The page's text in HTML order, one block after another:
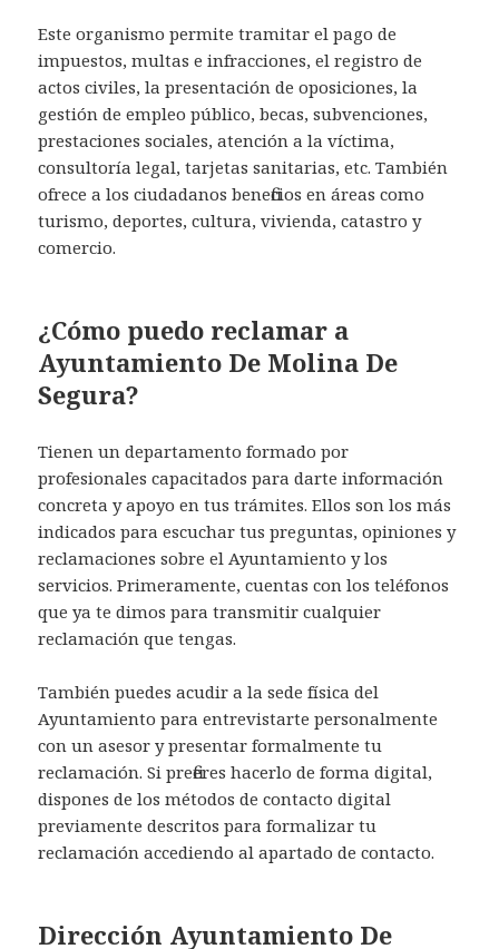
Este organismo permite tramitar el pago de
impuestos, multas e infracciones, el registro de
actos civiles, la presentación de oposiciones, la
gestión de empleo público, becas, subvenciones,
prestaciones sociales, atención a la víctima,
consultoría legal, tarjetas sanitarias, etc. También
ofrece a los ciudadanos beneficios en áreas como
turismo, deportes, cultura, vivienda, catastro y
comercio.
¿Cómo puedo reclamar a
Ayuntamiento De Molina De
Segura?
Tienen un departamento formado por
profesionales capacitados para darte información
concreta y apoyo en tus trámites. Ellos son los más
indicados para escuchar tus preguntas, opiniones y
reclamaciones sobre el Ayuntamiento y los
servicios. Primeramente, cuentas con los teléfonos
que ya te dimos para transmitir cualquier
reclamación que tengas.
También puedes acudir a la sede física del
Ayuntamiento para entrevistarte personalmente
con un asesor y presentar formalmente tu
reclamación. Si prefieres hacerlo de forma digital,
dispones de los métodos de contacto digital
previamente descritos para formalizar tu
reclamación accediendo al apartado de contacto.
Dirección Ayuntamiento De